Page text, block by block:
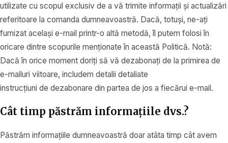
utilizate cu scopul exclusiv de a vă trimite informații și actualizări
referitoare la comanda dumneavoastră. Dacă, totuși, ne-ați
furnizat același e-mail printr-o altă metodă, îl putem folosi în
oricare dintre scopurile menționate în această Politică. Notă:
Dacă în orice moment doriți să vă dezabonați de la primirea de
e-mailuri viitoare, includem detalii detaliate
instrucțiuni de dezabonare din partea de jos a fiecărui e-mail.
Cât timp păstrăm informațiile dvs.?
Păstrăm informațiile dumneavoastră doar atâta timp cât avem